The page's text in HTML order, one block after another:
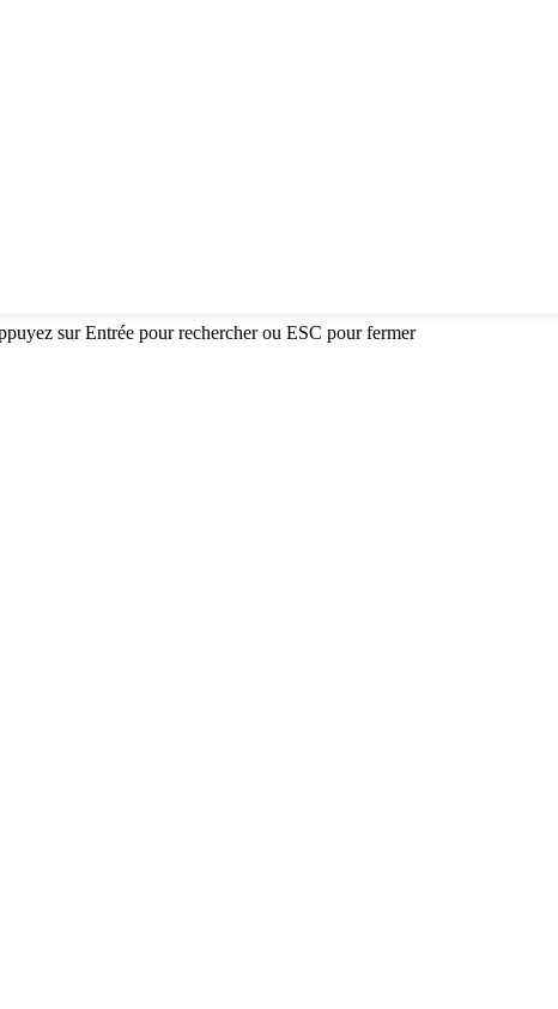
sur Entrée pour rechercher ou ESC pour fermer